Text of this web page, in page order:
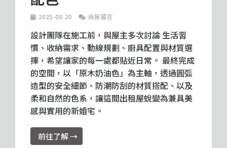
2025-08-20 尚無留言
設計團隊在施工前，與屋主多次討論 生活習
慣、收納需求、動線規劃、廚具配置與材質選
擇，希望讓家的每一處都貼近日常。 最終完成
的空間，以「原木奶油色」為主軸，透過圓弧
造型的安全細節、防潮防刮的材質搭配、以及
柔和自然的色系，讓這間出租屋蛻變為兼具美
感與實用的新婚宅。
前往了解 →